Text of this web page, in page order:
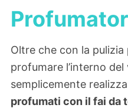
Oltre che con la
profumare l’interno
semplicemente
profumati con il fai da